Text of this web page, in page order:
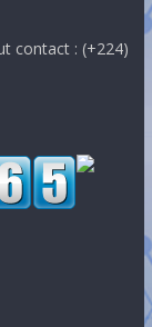
(+224)